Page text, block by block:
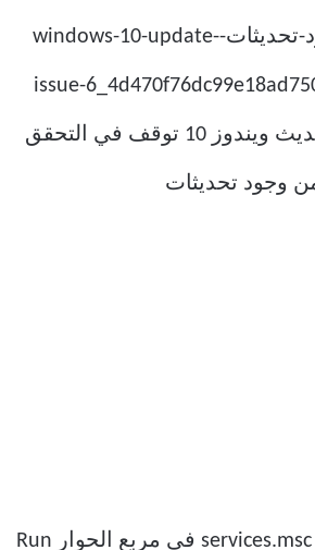
اكتب services.msc في مربع الحوار Run